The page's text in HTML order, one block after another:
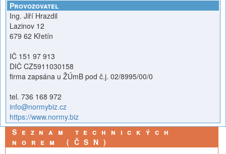
Provozovatel
Ing. Jiří Hrazdil
Lazinov 12
679 62 Křetín
IČ 151 97 913
DIČ CZ5911030158
firma zapsána u ŽÚmB pod č.j. 02/8995/00/0
tel. 736 168 972
info@normybiz.cz
https://www.normy.biz
Seznam technických
norem (ČSN)